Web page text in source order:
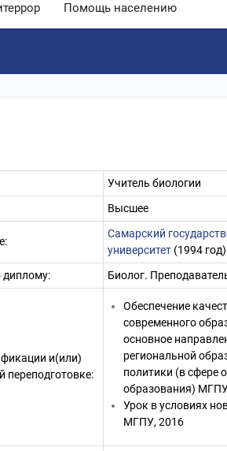
Помощь населению
Учитель биологии
Высшее
Самарский
университет (1994 год)
диплому:
Биолог.
и(или)
переподготовке:
Обеспечение
современного
основное
региональной
политики (в сфере
образования)
Урок в условиях
МГПУ, 2016